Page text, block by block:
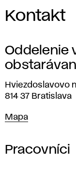
Kontakt
Oddelenie
Adresa
Hviezdoslavovo
814 37 Bratislava
Mapa
Mapa
Pracovníci